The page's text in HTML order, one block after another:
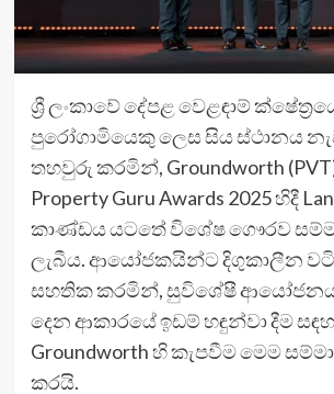
ශ්‍රී ලංකාවේ දේපළ වෙළඳාම්
පුරෝගාමියෙකු ලෙස සිය ස්ථානය
තහවුරු කරමින්, Groundworth (PVT)
Property Guru Awards 2025 හිදී
කාණ්ඩය යටතේ විශේෂ ගෞරව
ලැබීය. ආයෝජකයින්ට දිගුකාලීන
සහතික කරමින්, සුවිශේෂී
දෙන ආකාරයේ ඉඩම් හඳුන්වා දීම
Groundworth හි කැපවීම මෙම
කරයි.